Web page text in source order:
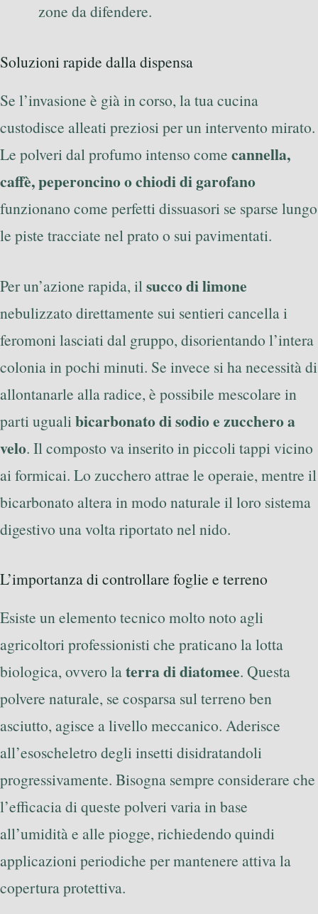
zone da difendere.
Soluzioni rapide dalla dispensa
Se l’invasione è già in corso, la tua cucina
custodisce alleati preziosi per un intervento mirato.
Le polveri dal profumo intenso come cannella,
caffè, peperoncino o chiodi di garofano
funzionano come perfetti dissuasori se sparse lungo
le piste tracciate nel prato o sui pavimentati.
Per un’azione rapida, il succo di limone
nebulizzato direttamente sui sentieri cancella i
feromoni lasciati dal gruppo, disorientando l’intera
colonia in pochi minuti. Se invece si ha necessità di
allontanarle alla radice, è possibile mescolare in
parti uguali bicarbonato di sodio e zucchero a
velo. Il composto va inserito in piccoli tappi vicino
ai formicai. Lo zucchero attrae le operaie, mentre il
bicarbonato altera in modo naturale il loro sistema
digestivo una volta riportato nel nido.
L’importanza di controllare foglie e terreno
Esiste un elemento tecnico molto noto agli
agricoltori professionisti che praticano la lotta
biologica, ovvero laterra di diatomee. Questa
polvere naturale, se cosparsa sul terreno ben
asciutto, agisce a livello meccanico. Aderisce
all’esoscheletro degli insetti disidratandoli
progressivamente. Bisogna sempre considerare che
l’efficacia di queste polveri varia in base
all’umidità e alle piogge, richiedendo quindi
applicazioni periodiche per mantenere attiva la
copertura protettiva.